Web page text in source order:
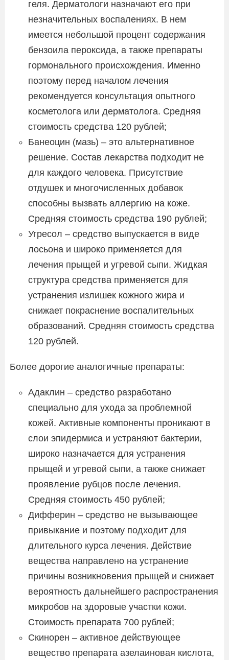
геля. Дерматологи назначают его при
незначительных воспалениях. В нем
имеется небольшой процент содержания
бензоила пероксида, а также препараты
гормонального происхождения. Именно
поэтому перед началом лечения
рекомендуется консультация опытного
косметолога или дерматолога. Средняя
стоимость средства 120 рублей;
Банеоцин (мазь) – это альтернативное
решение. Состав лекарства подходит не
для каждого человека. Присутствие
отдушек и многочисленных добавок
способны вызвать аллергию на коже.
Средняя стоимость средства 190 рублей;
Угресол – средство выпускается в виде
лосьона и широко применяется для
лечения прыщей и угревой сыпи. Жидкая
структура средства применяется для
устранения излишек кожного жира и
снижает покраснение воспалительных
образований. Средняя стоимость средства
120 рублей.
Более дорогие аналогичные препараты:
Адаклин – средство разработано
специально для ухода за проблемной
кожей. Активные компоненты проникают в
слои эпидермиса и устраняют бактерии,
широко назначается для устранения
прыщей и угревой сыпи, а также снижает
проявление рубцов после лечения.
Средняя стоимость 450 рублей;
Дифферин – средство не вызывающее
привыкание и поэтому подходит для
длительного курса лечения. Действие
вещества направлено на устранение
причины возникновения прыщей и снижает
вероятность дальнейшего распространения
микробов на здоровые участки кожи.
Стоимость препарата 700 рублей;
Скинорен – активное действующее
вещество препарата азелаиновая кислота,